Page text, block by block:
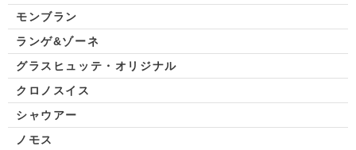
モンブラン
ランゲ&ゾーネ
グラスヒュッテ・オリジナル
クロノスイス
シャウアー
ノモス